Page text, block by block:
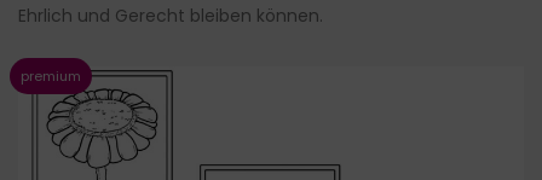
Ehrlich und Gerecht bleiben können.